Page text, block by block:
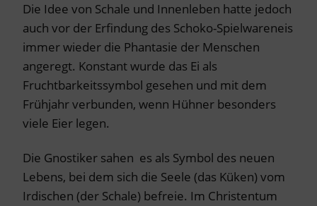
Die Idee von Schale und Innenleben hatte jedoch
auch vor der Erfindung des Schoko-Spielwareneis
immer wieder die Phantasie der Menschen
angeregt. Konstant wurde das Ei als
Fruchtbarkeitssymbol gesehen und mit dem
Frühjahr verbunden, wenn Hühner besonders
viele Eier legen.
Die Gnostiker sahen es als Symbol des neuen
Lebens, bei dem sich die Seele (das Küken) vom
Irdischen (der Schale) befreie. Im Christentum